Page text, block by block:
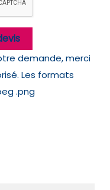
demande, merci
Les formats
.png